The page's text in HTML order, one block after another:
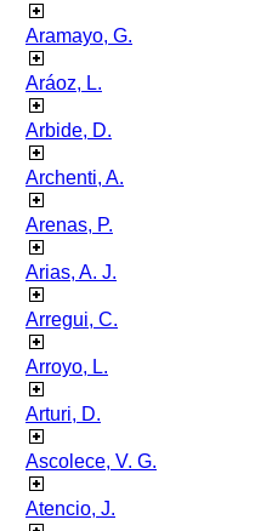
Aramayo, G.
Aráoz, L.
Arbide, D.
Archenti, A.
Arenas, P.
Arias, A. J.
Arregui, C.
Arroyo, L.
Arturi, D.
Ascolece, V. G.
Atencio, J.